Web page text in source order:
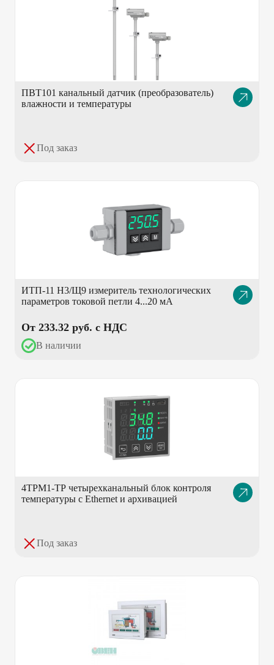
ПВТ101 канальный датчик (преобразователь)
влажности и температуры
Описание
товара
Под заказ
ИТП-11 Н3/Щ9 измеритель технологических
параметров токовой петли 4...20 мА
Описание
товара
От 233.32 pуб. с НДС
В наличии
4ТРМ1-ТР четырехканальный блок контроля
температуры с Ethernet и архивацией
Описание
товара
Под заказ